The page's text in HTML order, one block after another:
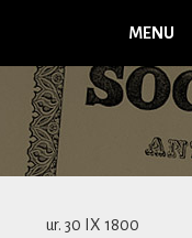
MENU
ur. 30 IX 1800